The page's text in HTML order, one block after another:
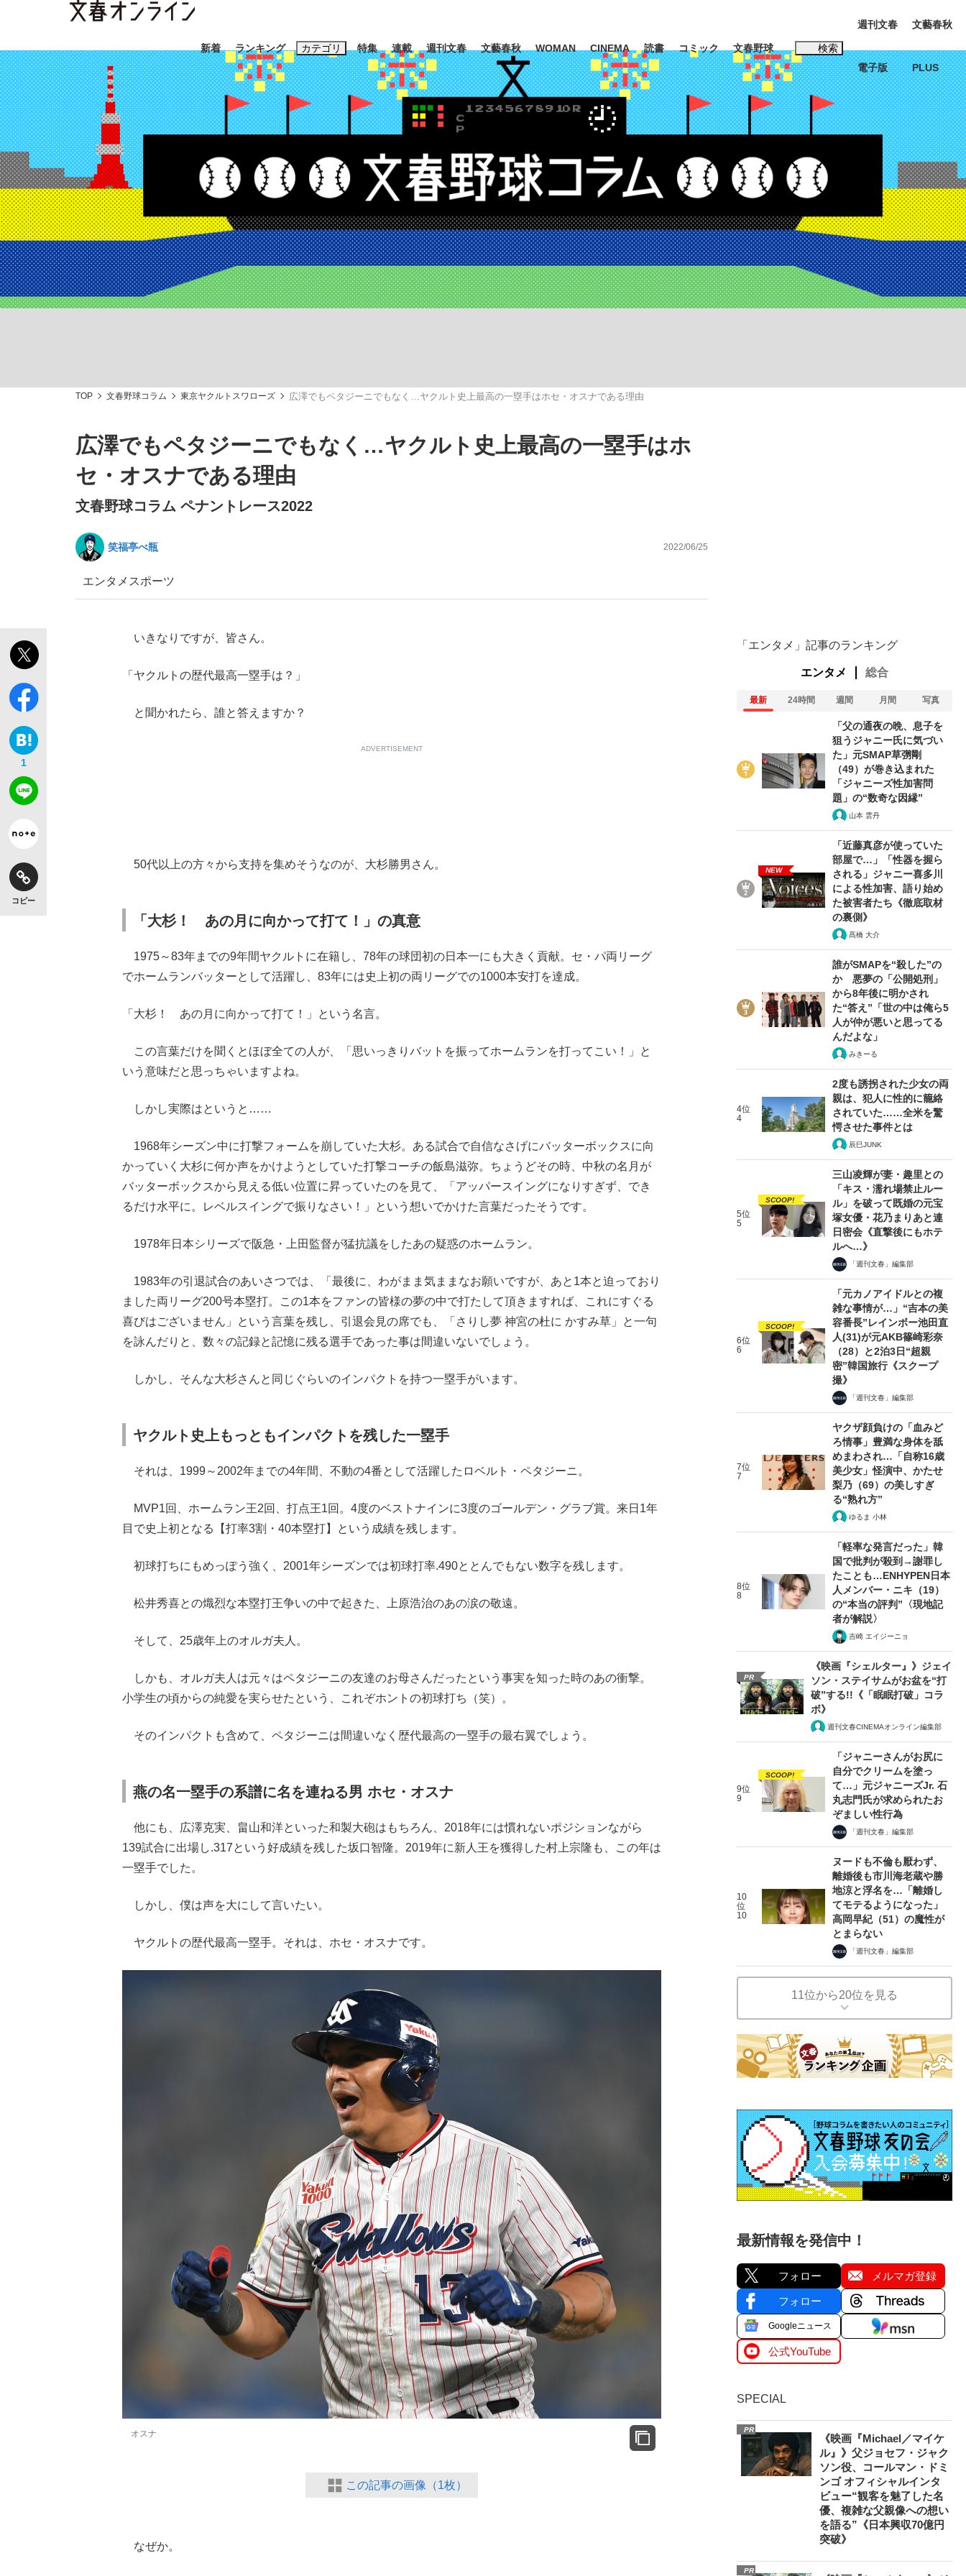
新着 ランキング カテゴリ
スクープ ニュース エンタメ ライフ ビジネス インタビュー 読書
「90%は失敗する。でも…」本田圭佑が初めて明かした日本代表監督に... 「最悪の空気のまま解散」WBC日本代表“敗戦”の真実 選手が明かす...
「敗因分析は一切聞かれなかった」侍ジャパン選手が証言した“NPB聞... 「クマが悪者扱いされているのが悲しい」『北の国から』倉本聰氏（91...
特集
終戦から81年
観る将棋、読む将棋
キングの誕生を、目撃せよ。
もっと見る
連載 週刊文春 文藝春秋 WOMAN CINEMA 読書 コミック 文春野球 検索
キーワード入力
おすすめのキーワードタグ一覧
#藤田晋 #三山凌輝 #高市早苗 #後藤真希 #森岡毅 #城彰二 #内田有紀
#松田聖子
#玉木雄一郎
#亀和田武
週刊文春
電子版
文藝春秋
PLUS
TOP 文春野球コラム 東京ヤクルトスワローズ 広澤でもペタジーニでもなく…ヤクルト史上最高の一塁手はホセ・オスナである理由
広澤でもペタジーニでもなく…ヤクルト史上最高の一塁手はホ
セ・オスナである理由
文春野球コラム ペナントレース2022
笑福亭べ瓶 2022/06/25
エンタメ スポーツ
1
コピー
いきなりですが、皆さん。
「ヤクルトの歴代最高一塁手は？」
と聞かれたら、誰と答えますか？
ADVERTISEMENT
50代以上の方々から支持を集めそうなのが、大杉勝男さん。
「大杉！ あの月に向かって打て！」の真意
1975～83年までの9年間ヤクルトに在籍し、78年の球団初の日本一にも大きく貢献。セ・パ両リーグ
でホームランバッターとして活躍し、83年には史上初の両リーグでの1000本安打を達成。
「大杉！ あの月に向かって打て！」という名言。
この言葉だけを聞くとほぼ全ての人が、「思いっきりバットを振ってホームランを打ってこい！」と
いう意味だと思っちゃいますよね。
しかし実際はというと……
1968年シーズン中に打撃フォームを崩していた大杉。ある試合で自信なさげにバッターボックスに向
かっていく大杉に何か声をかけようとしていた打撃コーチの飯島滋弥。ちょうどその時、中秋の名月が
バッターボックスから見える低い位置に昇っていたのを見て、「アッパースイングになりすぎず、でき
るだけ水平に。レベルスイングで振りなさい！」という想いでかけた言葉だったそうです。
1978年日本シリーズで阪急・上田監督が猛抗議をしたあの疑惑のホームラン。
1983年の引退試合のあいさつでは、「最後に、わがまま気ままなお願いですが、あと1本と迫っており
ました両リーグ200号本塁打。この1本をファンの皆様の夢の中で打たして頂きますれば、これにすぐる
喜びはございません」という言葉を残し、引退会見の席でも、「さりし夢 神宮の杜に かすみ草」と一句
を詠んだりと、数々の記録と記憶に残る選手であった事は間違いないでしょう。
しかし、そんな大杉さんと同じぐらいのインパクトを持つ一塁手がいます。
ヤクルト史上もっともインパクトを残した一塁手
それは、1999～2002年までの4年間、不動の4番として活躍したロベルト・ペタジーニ。
MVP1回、ホームラン王2回、打点王1回。4度のベストナインに3度のゴールデン・グラブ賞。来日1年
目で史上初となる【打率3割・40本塁打】という成績を残します。
初球打ちにもめっぽう強く、2001年シーズンでは初球打率.490ととんでもない数字を残します。
松井秀喜との熾烈な本塁打王争いの中で起きた、上原浩治のあの涙の敬遠。
そして、25歳年上のオルガ夫人。
しかも、オルガ夫人は元々はペタジーニの友達のお母さんだったという事実を知った時のあの衝撃。
小学生の頃からの純愛を実らせたという、これぞホントの初球打ち（笑）。
そのインパクトも含めて、ペタジーニは間違いなく歴代最高の一塁手の最右翼でしょう。
燕の名一塁手の系譜に名を連ねる男 ホセ・オスナ
他にも、広澤克実、畠山和洋といった和製大砲はもちろん、2018年には慣れないポジションながら
139試合に出場し.317という好成績を残した坂口智隆。2019年に新人王を獲得した村上宗隆も、この年は
一塁手でした。
しかし、僕は声を大にして言いたい。
ヤクルトの歴代最高一塁手。それは、ホセ・オスナです。
オスナ
この記事の画像（1枚）
なぜか。
「エンタメ」記事のランキング
エンタメ 総合
最新 24時間 週間 月間 写真
「父の通夜の晩、息子を
狙うジャニー氏に気づい
た」元SMAP草彅剛
（49）が巻き込まれた
「ジャニーズ性加害問
題」の“数奇な因縁”
山本 雲丹
NEW
「近藤真彦が使っていた
部屋で…」「性器を握ら
される」ジャニー喜多川
による性加害、語り始め
た被害者たち《徹底取材
の裏側》
髙橋 大介
誰がSMAPを“殺した”の
か 悪夢の「公開処刑」
から8年後に明かされ
た“答え”「世の中は俺ら5
人が仲が悪いと思ってる
んだよな」
みきーる
4位
4
2度も誘拐された少女の両
親は、犯人に性的に籠絡
されていた……全米を驚
愕させた事件とは
辰巳JUNK
5位
5
SCOOP!
三山凌輝が妻・趣里との
「キス・濡れ場禁止ルー
ル」を破って既婚の元宝
塚女優・花乃まりあと連
日密会《直撃後にもホテ
ルへ…》
「週刊文春」編集部
6位
6
SCOOP!
「元カノアイドルとの複
雑な事情が…」“吉本の美
容番長”レインボー池田直
人(31)が元AKB篠崎彩奈
（28）と2泊3日“超親
密”韓国旅行《スクープ
撮》
「週刊文春」編集部
7位
7
ヤクザ顔負けの「血みど
ろ情事」豊満な身体を舐
めまわされ…「自称16歳
美少女」怪演中、かたせ
梨乃（69）の美しすぎ
る“熟れ方”
ゆるま 小林
8位
8
「軽率な発言だった」韓
国で批判が殺到→謝罪し
たことも…ENHYPEN日本
人メンバー・ニキ（19）
の“本当の評判”〈現地記
者が解説〉
吉崎 エイジーニョ
PR
《映画『シェルター』》ジェイ
ソン・ステイサムがお盆を“打
破”する!!《「眠眠打破」コラ
ボ》
週刊文春CINEMAオンライン編集部
9位
9
SCOOP!
「ジャニーさんがお尻に
自分でクリームを塗っ
て…」元ジャニーズJr. 石
丸志門氏が求められたお
ぞましい性行為
「週刊文春」編集部
10
位
10
ヌードも不倫も厭わず、
離婚後も市川海老蔵や勝
地涼と浮名を…「離婚し
てモテるようになった」
高岡早紀（51）の魔性が
とまらない
「週刊文春」編集部
11位から20位を見る
最新情報を発信中！
フォロー メルマガ登録
フォロー
Googleニュース
公式YouTube
SPECIAL
PR
《映画『Michael／マイケ
ル』》父ジョセフ・ジャク
ソン役、コールマン・ドミ
ンゴ オフィシャルインタ
ビュー“観客を魅了した名
優、複雑な父親像への想い
を語る”《日本興収70億円
突破》
PR